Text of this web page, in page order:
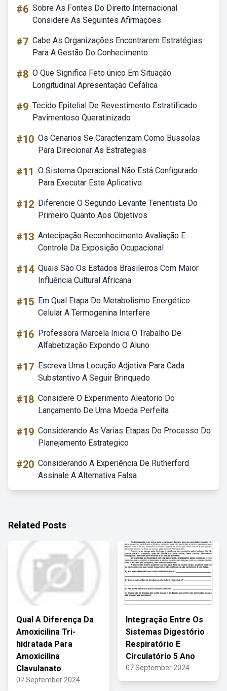
#6 Sobre As Fontes Do Direito Internacional
Considere As Seguintes Afirmações
#7 Cabe As Organizações Encontrarem Estratégias
Para A Gestão Do Conhecimento
#8 O Que Significa Feto único Em Situação
Longitudinal Apresentação Cefálica
#9 Tecido Epitelial De Revestimento Estratificado
Pavimentoso Queratinizado
#10 Os Cenarios Se Caracterizam Como Bussolas
Para Direcionar As Estrategias
#11 O Sistema Operacional Não Está Configurado
Para Executar Este Aplicativo
#12 Diferencie O Segundo Levante Tenentista Do
Primeiro Quanto Aos Objetivos
#13 Antecipação Reconhecimento Avaliação E
Controle Da Exposição Ocupacional
#14 Quais São Os Estados Brasileiros Com Maior
Influência Cultural Africana
#15 Em Qual Etapa Do Metabolismo Energético
Celular A Termogenina Interfere
#16 Professora Marcela Inicia O Trabalho De
Alfabetização Expondo O Aluno
#17 Escreva Uma Locução Adjetiva Para Cada
Substantivo A Seguir Brinquedo
#18 Considere O Experimento Aleatorio Do
Lançamento De Uma Moeda Perfeita
#19 Considerando As Varias Etapas Do Processo Do
Planejamento Estrategico
#20 Considerando A Experiência De Rutherford
Assinale A Alternativa Falsa
Related Posts
Qual A Diferença Da
Amoxicilina Tri-
hidratada Para
Amoxicilina
Clavulanato
07 September 2024
Integração Entre Os
Sistemas Digestório
Respiratório E
Circulatório 5 Ano
07 September 2024